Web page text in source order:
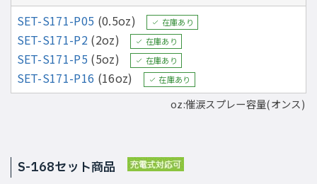
SET-S171-P05 (0.5oz) 在庫あり
SET-S171-P2 (2oz) 在庫あり
SET-S171-P5 (5oz) 在庫あり
SET-S171-P16 (16oz) 在庫あり
oz:催涙スプレー容量(オンス)
S-168セット商品